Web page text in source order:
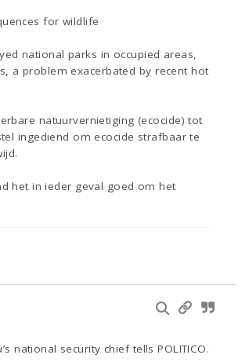
for wildlife
national parks in occupied areas,
a problem exacerbated by recent hot
natuurvernietiging (ecocide) tot
ingediend om ecocide strafbaar te
het in ieder geval goed om het
national security chief tells POLITICO.